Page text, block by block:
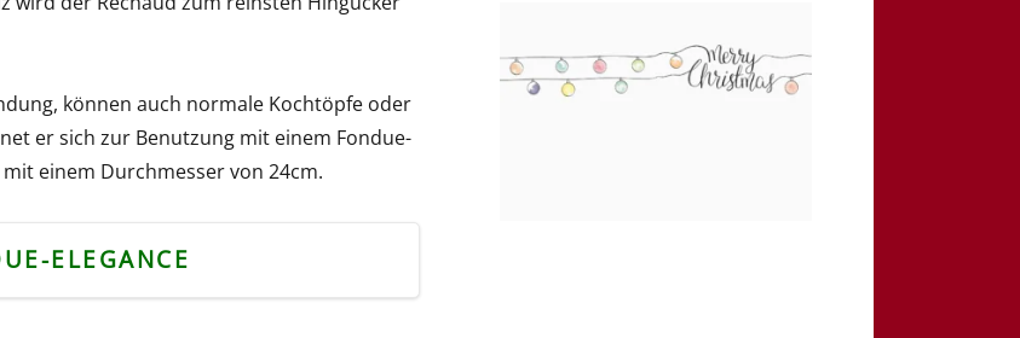
können auch normale Kochtöpfe oder
er sich zur Benutzung mit einem Fondue-
einem Durchmesser von 24cm.
ELEGANCE